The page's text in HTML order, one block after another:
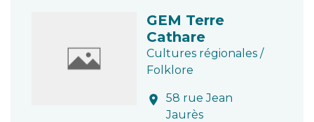
GEM Terre
Cathare
Cultures régionales /
Folklore
location_on
58 rue Jean
Jaurès